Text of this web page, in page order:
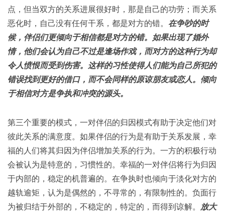
点，但当双方的关系进展很好时，那是自己的功劳；而关系
恶化时，自己没有任何干系，都是对方的错。 在争吵的时
候，伴侣们更倾向于相信都是对方的错。如果出现了婚外
情，他们会认为自己不过是逢场作戏，而对方的这种行为却
令人愤恨而受到伤害。这样的习性使得人们能为自己所犯的
错误找到更好的借口，而不会同样的原谅朋友或恋人。倾向
于相信对方是争执和冲突的源头。
第三个重要的模式，一对伴侣的归因模式有助于决定他们对
彼此关系的满意度。如果伴侣的行为是有助于关系发展，幸
福的人们将其归因为伴侣增加关系的行为。一方的积极行动
会被认为是特意的，习惯性的。幸福的一对伴侣将行为归因
于内部的，稳定的机普遍的。在争执时也倾向于淡化对方的
越轨逾矩，认为是偶然的，不寻常的，有限制性的。负面行
为被归结于外部的，不稳定的，特定的，而得到谅解。 放大